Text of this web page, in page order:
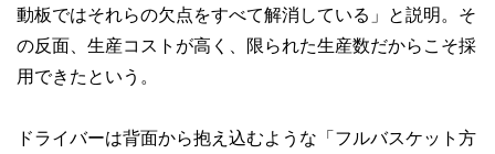
動板ではそれらの欠点をすべて解消している」と説明。そ
の反面、生産コストが高く、限られた生産数だからこそ採
用できたという。
ドライバーは背面から抱え込むような「フルバスケット方